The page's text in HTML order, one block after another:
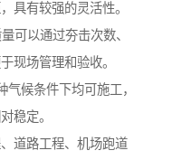
具有较强的灵活性。
可以通过夯击次数、
现场管理和验收。
候条件下均可施工，
稳定。
道路工程、机场跑道